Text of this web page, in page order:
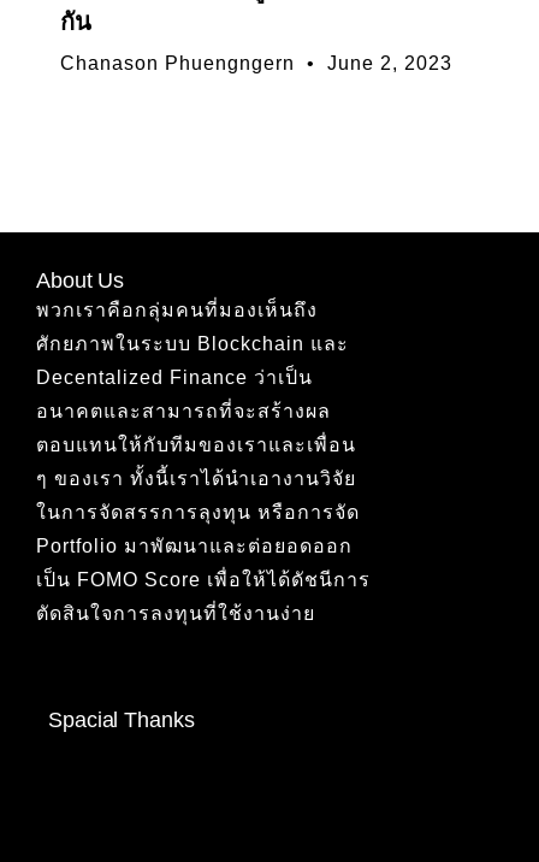
กัน
Chanason Phuengngern June 2, 2023
About Us
พวกเราคือกลุ่มคนที่มองเห็นถึง
ศักยภาพในระบบ Blockchain และ
Decentalized Finance ว่าเป็น
อนาคตและสามารถที่จะสร้างผล
ตอบแทนให้กับทีมของเราและเพื่อน
ๆ ของเรา ทั้งนี้เราได้นำเอางานวิจัย
ในการจัดสรรการลุงทุน หรือการจัด
Portfolio มาพัฒนาและต่อยอดออก
เป็น FOMO Score เพื่อให้ได้ดัชนีการ
ตัดสินใจการลงทุนที่ใช้งานง่าย
Spacial Thanks